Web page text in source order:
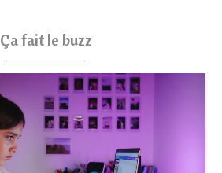
Ça fait le buzz